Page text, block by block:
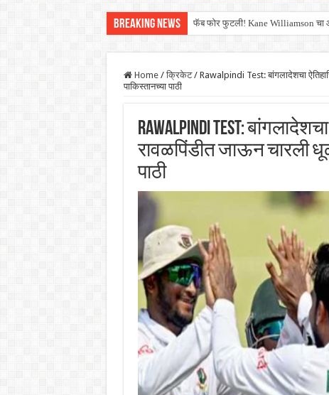
Breaking News फॅब फोर फुटली! Kane Williamson चा
Home / क्रिकेट / Rawalpindi Test: बांगलादेशचा
पाकिस्तानच्या पाठी
Rawalpindi Test:
रावळपिंडीत जाऊन चारली
पाठी